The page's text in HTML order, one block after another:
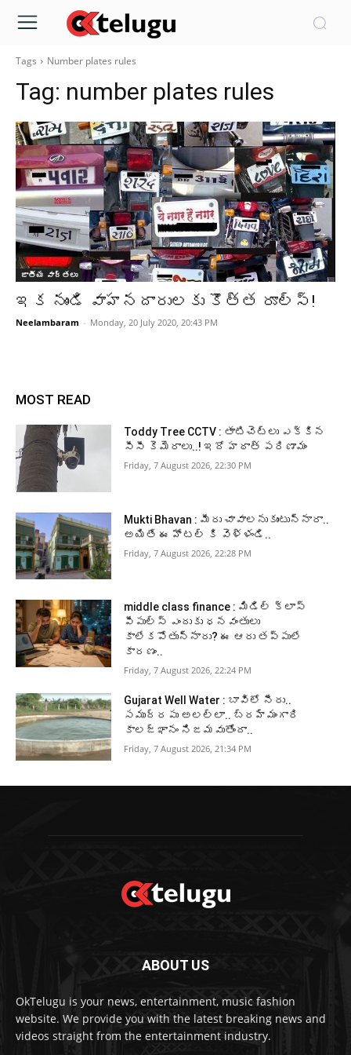
Tags Number plates rules
Tag: number plates rules
జాతీయ వార్తలు
ఇక నుండి వాహనదారులకు కొత్త రూల్స్!
Neelambaram - Monday, 20 July 2020, 20:43 PM
MOST READ
Toddy Tree CCTV : తాటిచెట్లు ఎక్కిన
సీసీ కెమెరాలు..! ఇదో హఠాత్ పరిణామం
Friday, 7 August 2026, 22:30 PM
Mukti Bhavan : మీరు చావాలనుకుంటున్నారా..
అయితే ఈ హోటల్ కి వెళ్ళండి..
Friday, 7 August 2026, 22:28 PM
middle class finance : మిడిల్ క్లాస్
పీపుల్స్ ఎందుకు ధనవంతులు
కాలేకపోతున్నారు? ఈ ఆరు తప్పులే
కారణం..
Friday, 7 August 2026, 22:24 PM
Gujarat Well Water : బావిలో నీరు..
సముద్రపు అలల్లా.. బ్రహ్మంగారి
కాలజ్ఞానం నిజమవుతోందా..
Friday, 7 August 2026, 21:34 PM
ABOUT US
OkTelugu is your news, entertainment, music fashion
website. We provide you with the latest breaking news and
videos straight from the entertainment industry.